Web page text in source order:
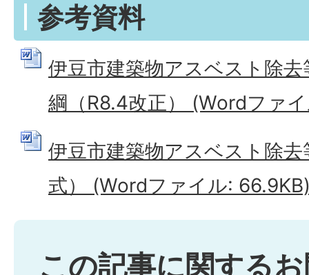
参考資料
伊豆市建築物アスベスト除
綱（R8.4改正） (Wordファ
伊豆市建築物アスベスト除
式） (Wordファイル:
この記事に関する